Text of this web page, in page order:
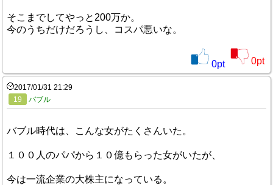
そこまでしてやっと200万か。
今のうちだけだろうし、コスパ悪いな。
0pt 0pt
2017/01/31 21:29
19
バブル
バブル時代は、こんな女がたくさんいた。
１００人のパパから１０億もらった女がいたが、
今は一流企業の大株主になっている。